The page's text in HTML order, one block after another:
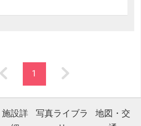
1
施設詳
写真ライブラ
地図・交